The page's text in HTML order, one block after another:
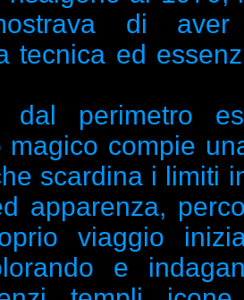
di aver
tecnica ed
dal perimetro
magico compie
scardina i limiti
apparenza,
viaggio
e